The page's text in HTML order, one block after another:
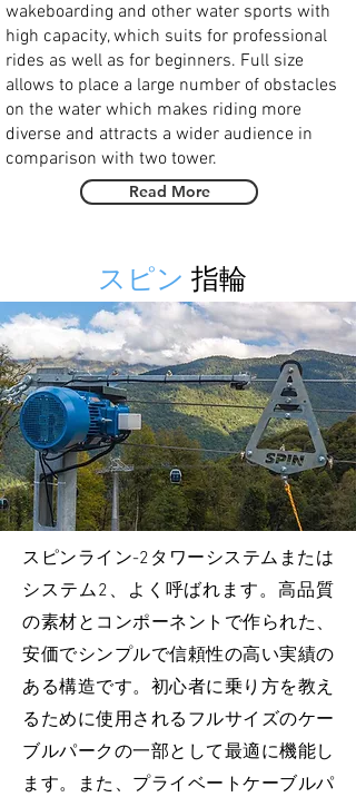
wakeboarding and other water sports with
high capacity, which suits for professional
rides as well as for beginners. Full size
allows to place a large number of obstacles
on the water which makes riding more
diverse and attracts a wider audience in
comparison with two tower.
Read More
スピン 指輪
スピンライン-2タワーシステムまたは
システム2、よく呼ばれます。高品質
の素材とコンポーネントで作られた、
安価でシンプルで信頼性の高い実績の
ある構造です。初心者に乗り方を教え
るために使用されるフルサイズのケー
ブルパークの一部として最適に機能し
ます。また、プライベートケーブルパ